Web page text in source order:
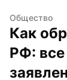
Общество
Как
РФ: